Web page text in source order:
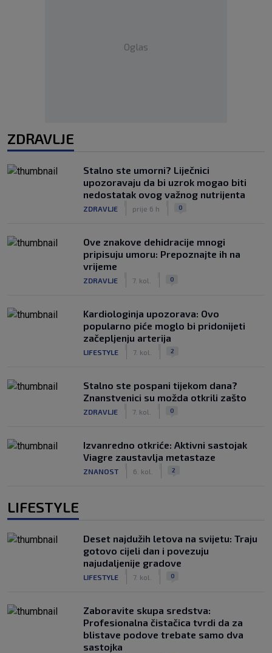
Oglas
ZDRAVLJE
Stalno ste umorni? Liječnici
upozoravaju da bi uzrok mogao biti
nedostatak ovog važnog nutrijenta
ZDRAVLJE prije 6 h 0
Ove znakove dehidracije mnogi
pripisuju umoru: Prepoznajte ih na
vrijeme
ZDRAVLJE 7. kol. 0
Kardiologinja upozorava: Ovo
popularno piće moglo bi pridonijeti
začepljenju arterija
LIFESTYLE 7. kol. 2
Stalno ste pospani tijekom dana?
Znanstvenici su možda otkrili zašto
ZDRAVLJE 7. kol. 0
Izvanredno otkriće: Aktivni sastojak
Viagre zaustavlja metastaze
ZNANOST 6. kol. 2
LIFESTYLE
Deset najdužih letova na svijetu: Traju
gotovo cijeli dan i povezuju
najudaljenije gradove
LIFESTYLE 7. kol. 0
Zaboravite skupa sredstva:
Profesionalna čistačica tvrdi da za
blistave podove trebate samo dva
sastojka